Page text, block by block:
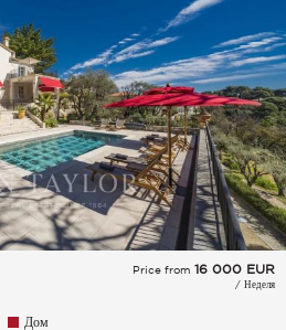
Price from 16 000 EUR
/ Неделя
Дом